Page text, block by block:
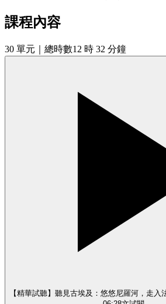
課程內容
30 單元 ｜總時數12 時 32 分鐘
【精華試聽】聽見古埃及：悠悠尼羅河，走入